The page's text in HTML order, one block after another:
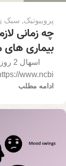
پروبیوتیک, سبک
چه زمانی
بیماری های
www.ncbi....
ادامه مطلب